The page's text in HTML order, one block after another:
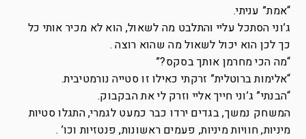
“אמת” עניתי.
ג’וני הסתכל עליי והתלבט מה לשאול, הוא לא מכיר אותי כל
כך לכן הוא יכול לשאול מה שהוא רוצה .
“מה הכי מחרמן אותך בסקס?”
“אלימות ברוטלית” זרקתי כאילו זו סטייה נורמטיבית.
“הבנתי” ג’וני חייך אליי וזרק לי את הבקבוק.
המשחק נמשך, בגדים ירדו כבר כמעט לגמרי, התגלו סטיות
מיניות, חוויות מיניות, פעמים ראשונות, פנטזיות וכו’ .